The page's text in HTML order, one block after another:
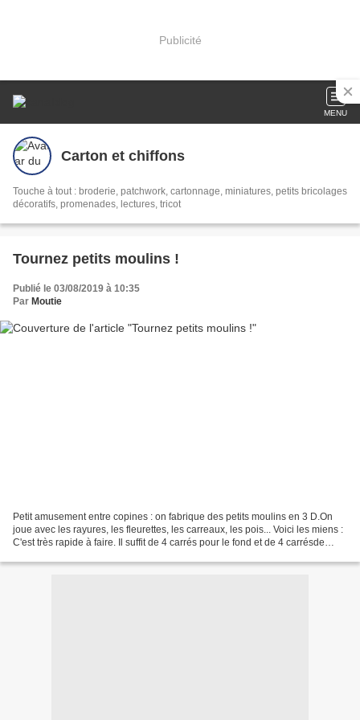
Publicité
MENU
Carton et chiffons
Touche à tout : broderie, patchwork, cartonnage, miniatures, petits bricolages
décoratifs, promenades, lectures, tricot
Tournez petits moulins !
Publié le 03/08/2019 à 10:35
Par Moutie
Petit amusement entre copines : on fabrique des petits moulins en 3 D.On
joue avec les rayures, les fleurettes, les carreaux, les pois... Voici les miens :
C'est très rapide à faire. Il suffit de 4 carrés pour le fond et de 4 carrésde